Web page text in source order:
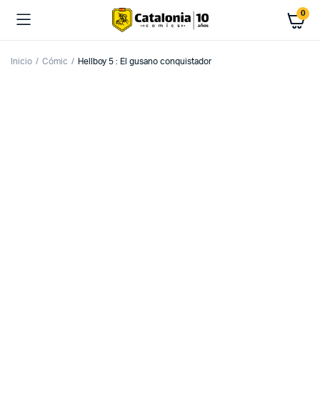
0
Inicio Cómic Hellboy 5 : El gusano conquistador